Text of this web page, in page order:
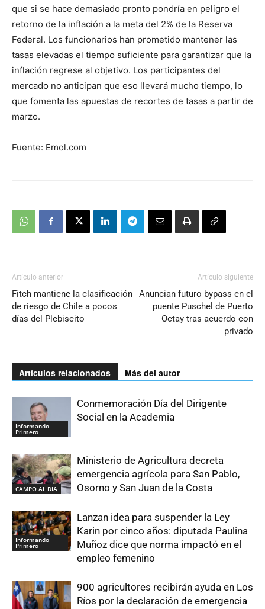
que si se hace demasiado pronto pondría en peligro el
retorno de la inflación a la meta del 2% de la Reserva
Federal. Los funcionarios han prometido mantener las
tasas elevadas el tiempo suficiente para garantizar que la
inflación regrese al objetivo. Los participantes del
mercado no anticipan que eso llevará mucho tiempo, lo
que fomenta las apuestas de recortes de tasas a partir de
marzo.
Fuente: Emol.com
Artículo anterior
Fitch mantiene la clasificación
de riesgo de Chile a pocos
días del Plebiscito
Artículo siguiente
Anuncian futuro bypass en el
puente Puschel de Puerto
Octay tras acuerdo con
privado
Artículos relacionados Más del autor
Informando
Primero
Conmemoración Día del Dirigente
Social en la Academia
CAMPO AL DIA
Ministerio de Agricultura decreta
emergencia agrícola para San Pablo,
Osorno y San Juan de la Costa
Informando
Primero
Lanzan idea para suspender la Ley
Karin por cinco años: diputada Paulina
Muñoz dice que norma impactó en el
empleo femenino
900 agricultores recibirán ayuda en Los
Ríos por la declaración de emergencia